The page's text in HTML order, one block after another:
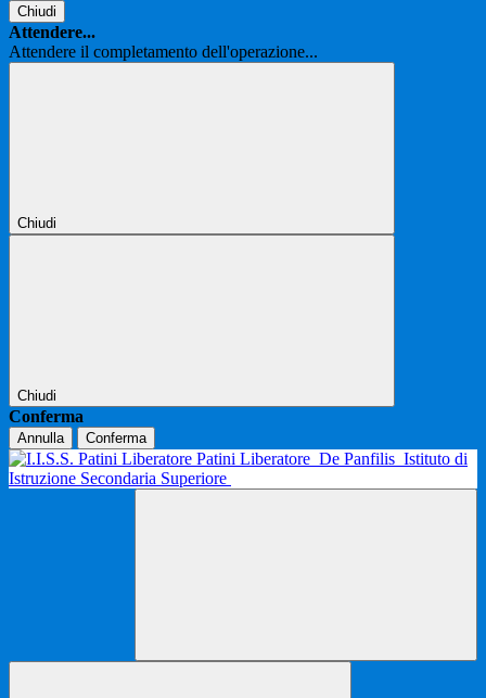
Chiudi
Attendere...
Attendere il completamento dell'operazione...
Chiudi
Chiudi
Conferma
Annulla Conferma
Patini Liberatore De Panfilis Istituto di
Istruzione Secondaria Superiore